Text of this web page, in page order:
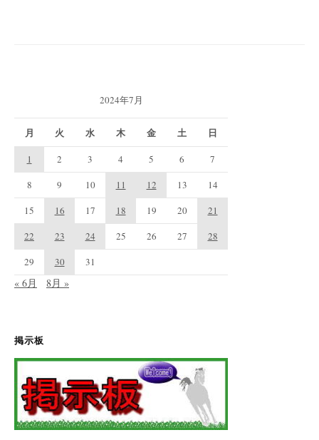
2024年7月
月 火 水 木 金 土 日
1 2 3 4 5 6
7
8
9 10 11 12 13
14
15
16 17 18 19 20
21
22
23 24 25 26 27
28
29
30 31
« 6月 8月 »
掲示板